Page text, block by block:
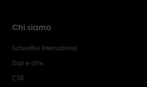
Chi siamo
Schwalbe International
Dati e cifre
CSR